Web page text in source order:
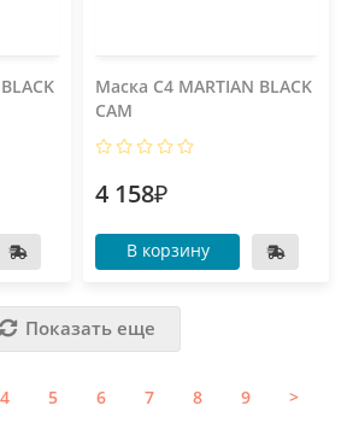
Маска C4 MARTIAN BLACK
CAM
4 158₽
В корзину
Показать еще
4 5 6 7 8 9 >